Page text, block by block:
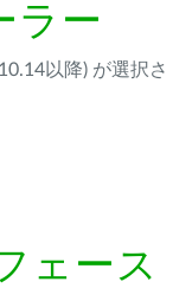
ラー
以降) が選択さ
ェース